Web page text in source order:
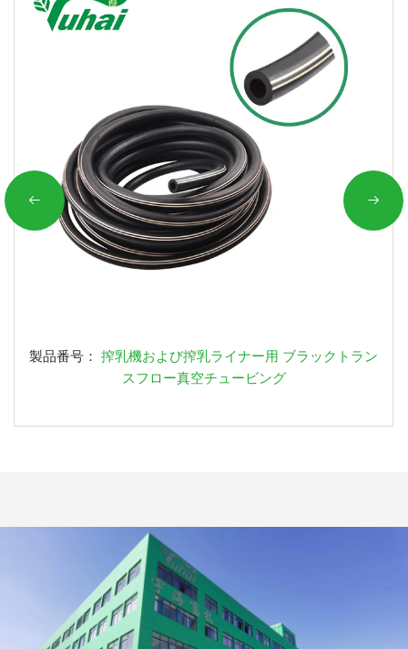
製品番号： 搾乳機および搾乳ライナー用 ブラックトラン
スフロー真空チュービング